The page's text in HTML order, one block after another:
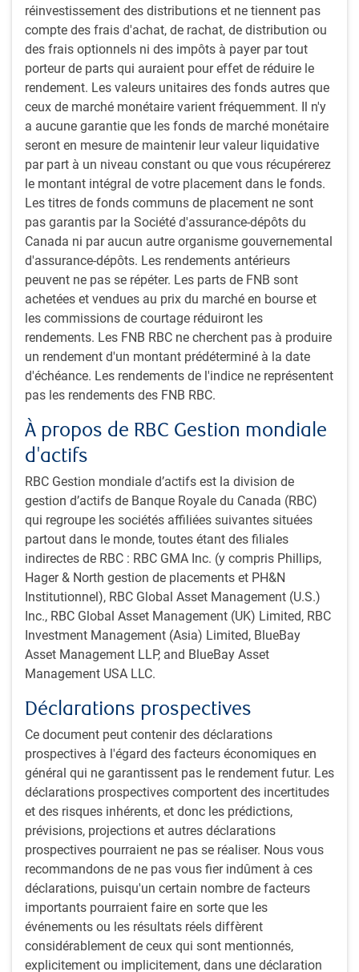
réinvestissement des distributions et ne tiennent pas
compte des frais d'achat, de rachat, de distribution ou
des frais optionnels ni des impôts à payer par tout
porteur de parts qui auraient pour effet de réduire le
rendement. Les valeurs unitaires des fonds autres que
ceux de marché monétaire varient fréquemment. Il n'y
a aucune garantie que les fonds de marché monétaire
seront en mesure de maintenir leur valeur liquidative
par part à un niveau constant ou que vous récupérerez
le montant intégral de votre placement dans le fonds.
Les titres de fonds communs de placement ne sont
pas garantis par la Société d'assurance-dépôts du
Canada ni par aucun autre organisme gouvernemental
d'assurance-dépôts. Les rendements antérieurs
peuvent ne pas se répéter. Les parts de FNB sont
achetées et vendues au prix du marché en bourse et
les commissions de courtage réduiront les
rendements. Les FNB RBC ne cherchent pas à produire
un rendement d'un montant prédéterminé à la date
d'échéance. Les rendements de l'indice ne représentent
pas les rendements des FNB RBC.
À propos de RBC Gestion mondiale
d'actifs
RBC Gestion mondiale d’actifs est la division de
gestion d’actifs de Banque Royale du Canada (RBC)
qui regroupe les sociétés affiliées suivantes situées
partout dans le monde, toutes étant des filiales
indirectes de RBC : RBC GMA Inc. (y compris Phillips,
Hager & North gestion de placements et PH&N
Institutionnel), RBC Global Asset Management (U.S.)
Inc., RBC Global Asset Management (UK) Limited, RBC
Investment Management (Asia) Limited, BlueBay
Asset Management LLP, and BlueBay Asset
Management USA LLC.
Déclarations prospectives
Ce document peut contenir des déclarations
prospectives à l'égard des facteurs économiques en
général qui ne garantissent pas le rendement futur. Les
déclarations prospectives comportent des incertitudes
et des risques inhérents, et donc les prédictions,
prévisions, projections et autres déclarations
prospectives pourraient ne pas se réaliser. Nous vous
recommandons de ne pas vous fier indûment à ces
déclarations, puisqu'un certain nombre de facteurs
importants pourraient faire en sorte que les
événements ou les résultats réels diffèrent
considérablement de ceux qui sont mentionnés,
explicitement ou implicitement, dans une déclaration
Fonds fiduciaire
de retraite valorisé
d'obligations à
long terme PH&N
Indice des
obligations
globales à long
terme FTSE
Canada
août-14 2,495.91
Fonds
d'obligations de
base plus à long
terme PH&N
Indice des
obligations
globales à long
terme FTSE
Canada
juil.-15 3,730.87
Fonds fiduciaire
d'obligations de
sociétés PH&N
Indice des
obligations de
toutes les
sociétés FTSE
Canada
juin.-11 969.06
Fiducie
d'obligations de
sociétés à long
Indice des
obligations de
sociétés à long
FTSE Canada
juin.-13 1,904.37
Fonds
d'obligations
coupons détachés
20+ PH&N
obligations à
coupons
détachés à
échéance à
20 ans et plus
FTSE Canada
Fonds composant
les portefeuilles
personnalisés
Fonds PRisM à
court terme PH&N
Aucune
officielle
Fonds PRisM à
moyen terme
PH&N
Aucune
référence
officielle
avr.-05 657.15
Fonds PRisM à
long terme PH&N
Aucune
référence
officielle
avr.-05
Fonds
d'obligations
d'état avec effet
de levier PRisM
Aucune
référence
officielle
janv.-17 473.92